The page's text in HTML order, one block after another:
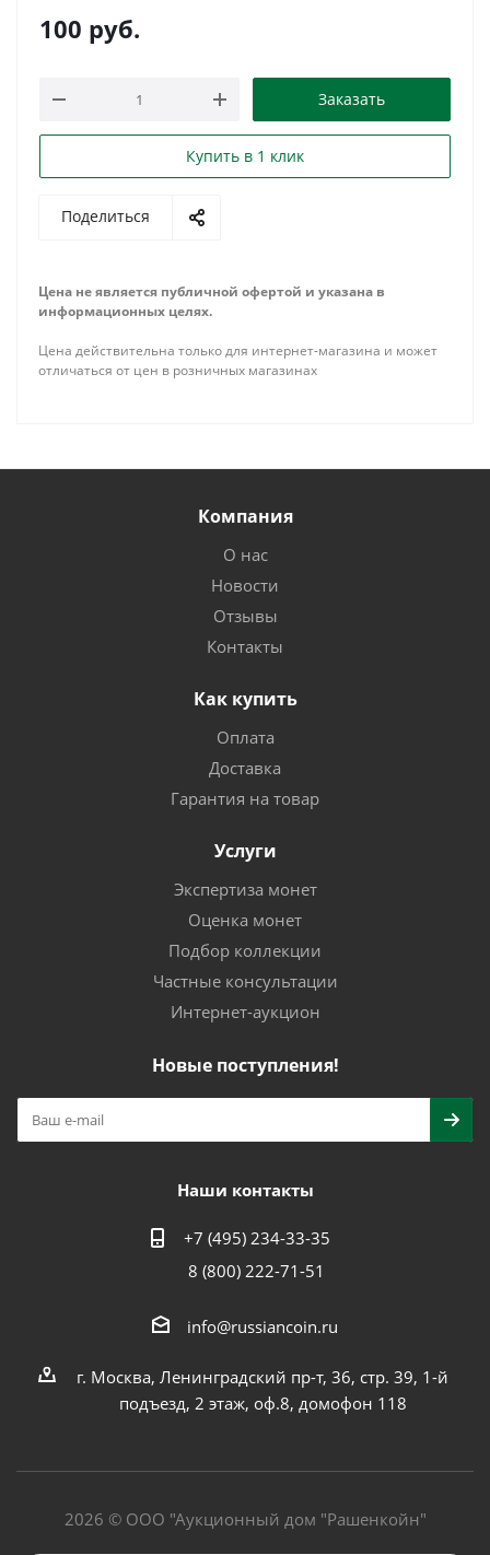
100 руб.
Заказать
Купить в 1 клик
Поделиться
Цена не является публичной офертой и указана в
информационных целях.
Цена действительна только для интернет-магазина и может
отличаться от цен в розничных магазинах
Компания
О нас
Новости
Отзывы
Контакты
Как купить
Оплата
Доставка
Гарантия на товар
Услуги
Экспертиза монет
Оценка монет
Подбор коллекции
Частные консультации
Интернет-аукцион
Новые поступления!
Наши контакты
+7 (495) 234-33-35
8 (800) 222-71-51
info@russiancoin.ru
г. Москва, Ленинградский пр-т, 36, стр. 39, 1-й
подъезд, 2 этаж, оф.8, домофон 118
2026 © ООО "Аукционный дом "Рашенкойн"